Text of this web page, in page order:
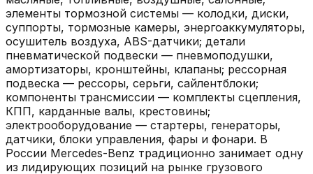
элементы тормозной системы — колодки, диски,
суппорты, тормозные камеры, энергоаккумуляторы,
осушитель воздуха, ABS-датчики; детали
пневматической подвески — пневмоподушки,
амортизаторы, кронштейны, клапаны; рессорная
подвеска — рессоры, серьги, сайлентблоки;
компоненты трансмиссии — комплекты сцепления,
КПП, карданные валы, крестовины;
электрооборудование — стартеры, генераторы,
датчики, блоки управления, фары и фонари. В
России Mercedes-Benz традиционно занимает одну
из лидирующих позиций на рынке грузового